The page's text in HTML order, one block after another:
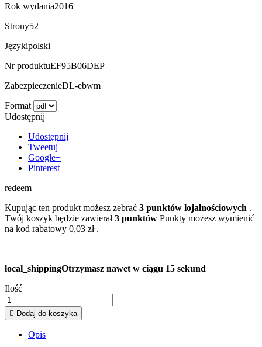
Rok wydania2016
Strony52
Językipolski
Nr produktuEF95B06DEP
ZabezpieczenieDL-ebwm
Format
Udostępnij
Udostępnij
Tweetuj
Google+
Pinterest
redeem
Kupując ten produkt możesz zebrać 3 punktów lojalnościowych .
Twój koszyk będzie zawierał3 punktów Punkty możesz wymienić
na kod rabatowy 0,03 zł.
local_shippingOtrzymasz nawet w ciągu 15 sekund
Ilość
 Dodaj do koszyka
Opis